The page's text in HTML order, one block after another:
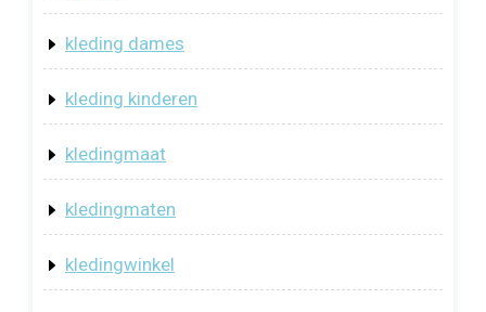
kleding dames
kleding kinderen
kledingmaat
kledingmaten
kledingwinkel